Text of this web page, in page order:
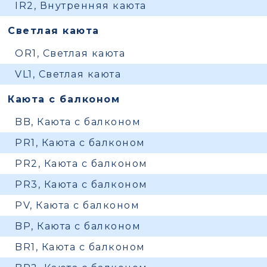
IR2, Внутренняя каюта
Светлая каюта
OR1, Светлая каюта
VL1, Светлая каюта
Каюта с балконом
BB, Каюта с балконом
PR1, Каюта с балконом
PR2, Каюта с балконом
PR3, Каюта с балконом
PV, Каюта с балконом
BP, Каюта с балконом
BR1, Каюта с балконом